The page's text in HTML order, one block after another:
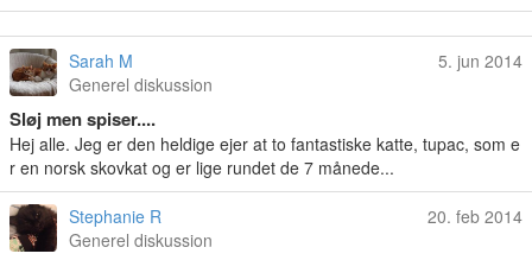
Sarah M
Generel diskussion
5. jun 2014
Sløj men spiser....
Hej alle. Jeg er den heldige ejer at to fantastiske katte, tupac, som e
r en norsk skovkat og er lige rundet de 7 månede...
Stephanie R
Generel diskussion
20. feb 2014